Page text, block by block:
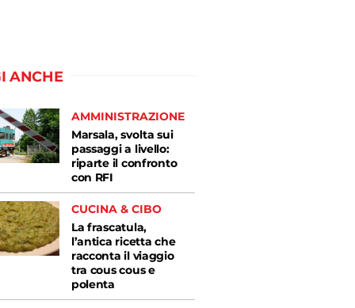
ANCHE
AMMINISTRAZIONE
Marsala, svolta sui
passaggi a livello:
riparte il confronto
con RFI
CUCINA & CIBO
La frascatula,
l’antica ricetta che
racconta il viaggio
tra cous cous e
polenta